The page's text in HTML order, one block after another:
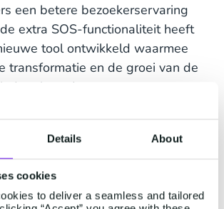
Details About
cookies
to deliver a seamless and tailored
een betere bezoekerservaring
extra SOS-functionaliteit heeft
tool ontwikkeld waarmee
transformatie en de groei van de
ondersteunt.
app voor je
Lees snel